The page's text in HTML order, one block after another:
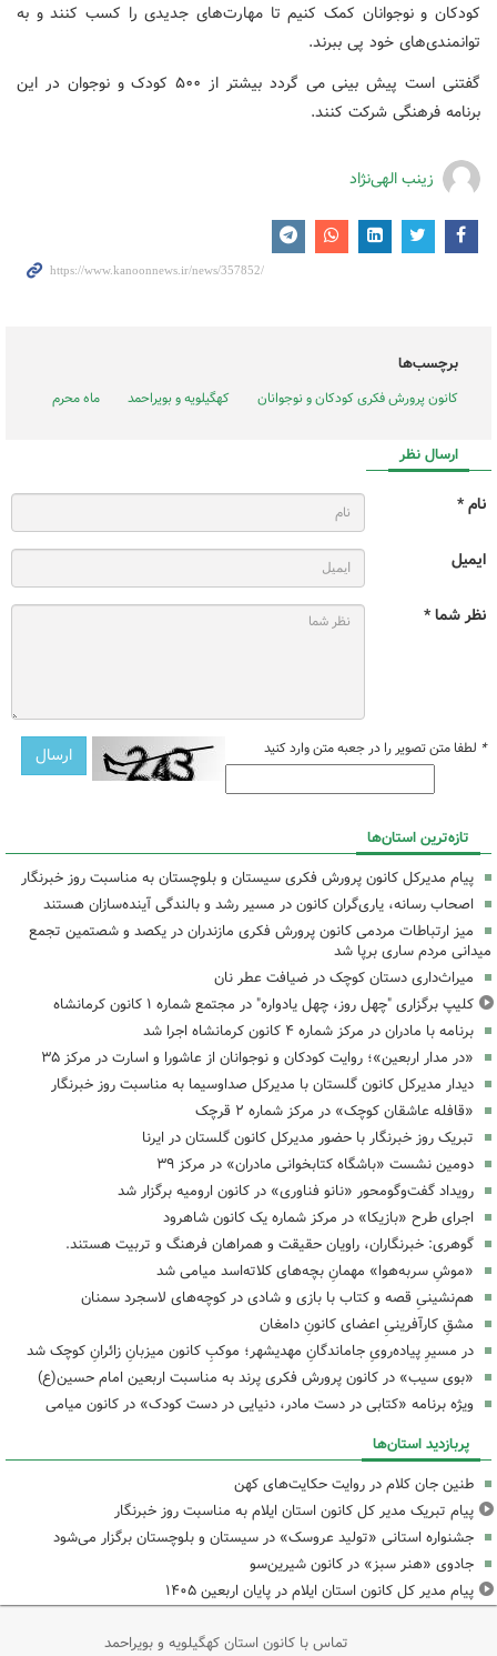
کودکان و نوجوانان کمک کنیم تا مهارت‌های جدیدی را کسب کنند و به
توانمندی‌های خود پی ببرند.
گفتنی است پیش بینی می گردد بیشتر از ۵۰۰ کودک و نوجوان در این
برنامه فرهنگی شرکت کنند.
زینب الهی‌نژاد
برچسب‌ها
کانون پرورش فکری کودکان و نوجوانان کهگیلویه و بویراحمد ماه محرم
ارسال نظر
نام *
ایمیل
نظر شما *
* لطفا متن تصویر را در جعبه متن وارد کنید
تازه‌ترین استان‌ها
پیام مدیرکل کانون پرورش فکری سیستان و بلوچستان به مناسبت روز خبرنگار
اصحاب رسانه، یاری‌گران کانون در مسیر رشد و بالندگی آینده‌سازان هستند
میز ارتباطات مردمی کانون پرورش فکری مازندران در یکصد و شصتمین تجمع
میدانی مردم ساری برپا شد
میراث‌داری دستان کوچک در ضیافت عطر نان
کلیپ برگزاری "چهل روز، چهل یادواره" در مجتمع شماره ۱ کانون کرمانشاه
برنامه با مادران در مرکز شماره ۴ کانون کرمانشاه اجرا شد
«در مدار اربعین»؛ روایت کودکان و نوجوانان از عاشورا و اسارت در مرکز ۳۵
دیدار مدیرکل کانون گلستان با مدیرکل صداوسیما به مناسبت روز خبرنگار
«قافله عاشقان کوچک» در مرکز شماره ۲ قرچک
تبریک روز خبرنگار با حضور مدیرکل کانون گلستان در ایرنا
دومین نشست «باشگاه کتابخوانی مادران» در مرکز ۳۹
رویداد گفت‌وگومحور «نانو فناوری» در کانون ارومیه برگزار شد
اجرای طرح «بازیکا» در مرکز شماره یک کانون شاهرود
گوهری: خبرنگاران، راویان حقیقت و همراهان فرهنگ و تربیت هستند.
«موشِ سربه‌هوا» مهمانِ بچه‌های کلاته‌اسد میامی شد
هم‌نشینیِ قصه و کتاب با بازی و شادی در کوچه‌های لاسجرد سمنان
مشقِ کارآفرینیِ اعضای کانونِ دامغان
در مسیرِ پیاده‌رویِ جاماندگانِ مهدیشهر؛ موکبِ کانون میزبانِ زائرانِ کوچک شد
«بوی سیب» در کانون پرورش فکری پرند به مناسبت اربعین امام حسین(ع)
ویژه برنامه «کتابی در دست مادر، دنیایی در دست کودک» در کانون میامی
پربازدید استان‌ها
طنین جان کلام در روایت حکایت‌های کهن
پیام تبریک مدیر کل کانون استان ایلام به مناسبت روز خبرنگار
جشنواره استانی «تولید عروسک» در سیستان و بلوچستان برگزار می‌شود
جادوی «هنر سبز» در کانون شیرین‌سو
پیام مدیر کل کانون استان ایلام در پایان اربعین ۱۴۰۵
تماس با کانون استان کهگیلویه و بویراحمد